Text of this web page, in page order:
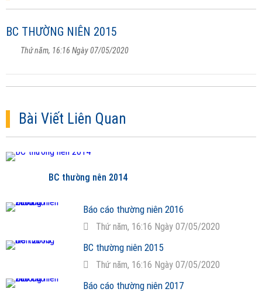
BC THƯỜNG NIÊN 2015
Thứ năm, 16:16 Ngày 07/05/2020
Bài Viết Liên Quan
BC thường nên 2014
Báo cáo thường niên 2016
Thứ năm, 16:16 Ngày 07/05/2020
BC thường niên 2015
Thứ năm, 16:16 Ngày 07/05/2020
Báo cáo thường niên 2017